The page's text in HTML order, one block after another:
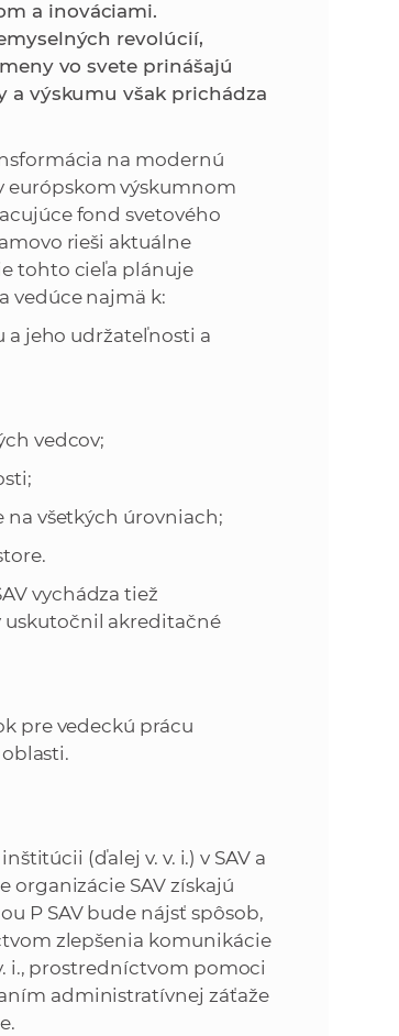
a inováciami.
revolúcií,
vo svete prinášajú
a výskumu však prichádza
na modernú
európskom výskumnom
fond svetového
rieši aktuálne
tohto cieľa plánuje
vedúce najmä k:
jeho udržateľnosti a
vedcov;
všetkých úrovniach;
vychádza tiež
akreditačné
pre vedeckú prácu
(ďalej v. v. i.) v SAV a
organizácie SAV získajú
P SAV bude nájsť spôsob,
zlepšenia komunikácie
i., prostredníctvom pomoci
administratívnej záťaže